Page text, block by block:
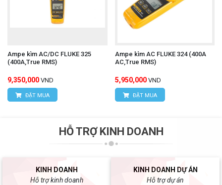
Ampe kìm AC/DC FLUKE 325
(400A,True RMS)
9,350,000 VND
ĐẶT MUA
Ampe kìm AC FLUKE 324 (400A
AC,True RMS)
5,950,000 VND
ĐẶT MUA
HỖ TRỢ KINH DOANH
KINH DOANH
Hỗ trợ kinh doanh
KINH DOANH DỰ ÁN
Hỗ trợ dự án